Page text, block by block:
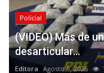
Policial
(VIDEO) Más de
desarticular...
Editora Agosto 8, 2026